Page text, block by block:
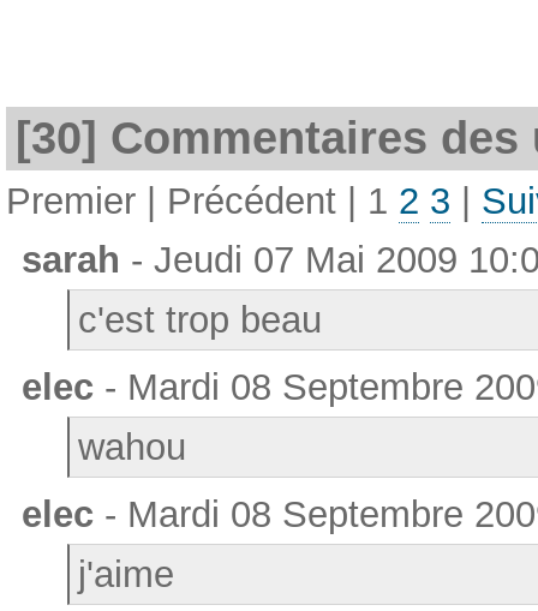
[30] Commentaires
Premier | Précédent | 1 2 3
sarah - Jeudi 07 Mai 2009
c'est trop beau
elec- Mardi 08 Septembre
wahou
elec- Mardi 08 Septembre
j'aime